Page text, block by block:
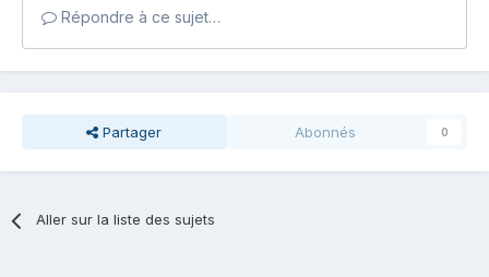
Répondre à ce sujet…
Partager Abonnés 0
Aller sur la liste des sujets